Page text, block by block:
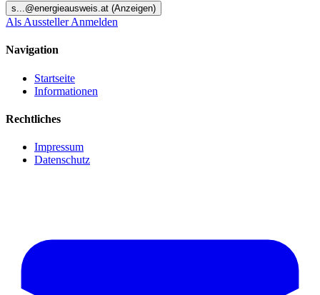
s...@energieausweis.at (Anzeigen)
Als Aussteller Anmelden
Navigation
Startseite
Informationen
Rechtliches
Impressum
Datenschutz